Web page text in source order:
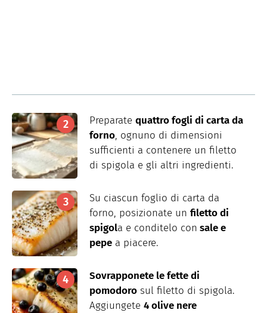
Preparate quattro fogli di carta da
forno, ognuno di dimensioni
sufficienti a contenere un filetto
di spigola e gli altri ingredienti.
Su ciascun foglio di carta da
forno, posizionate un filetto di
spigola e conditelo con sale e
pepe a piacere.
Sovrapponete le fette di
pomodoro sul filetto di spigola.
Aggiungete 4 olive nere